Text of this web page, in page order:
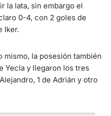
la lata, sin embargo el
0-4, con 2 goles de
Iker.
mismo, la posesión también
Yecla y llegaron los tres
1 de Adrián y otro